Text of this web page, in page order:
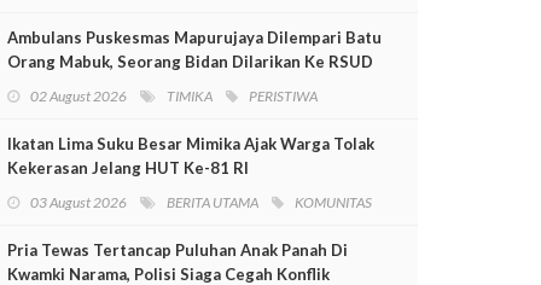
Ambulans Puskesmas Mapurujaya Dilempari Batu
Orang Mabuk, Seorang Bidan Dilarikan Ke RSUD
02 August 2026 TIMIKA PERISTIWA
Ikatan Lima Suku Besar Mimika Ajak Warga Tolak
Kekerasan Jelang HUT Ke-81 RI
03 August 2026 BERITA UTAMA KOMUNITAS
Pria Tewas Tertancap Puluhan Anak Panah Di
Kwamki Narama, Polisi Siaga Cegah Konflik